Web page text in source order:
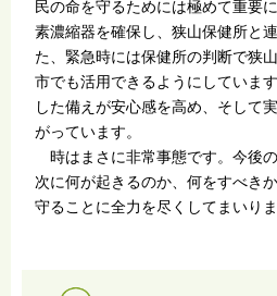
民の命を守るためには極めて重要
素濃縮器を確保し、狭山保健所と
た、緊急時には保健所の判断で狭
市でも活用できるようにしていま
した備えが安心感を高め、そして
がっています。
時はまさに非常事態です。今後の
次に何が起きるのか、何をすべき
守ることに全力を尽くしてまいりま